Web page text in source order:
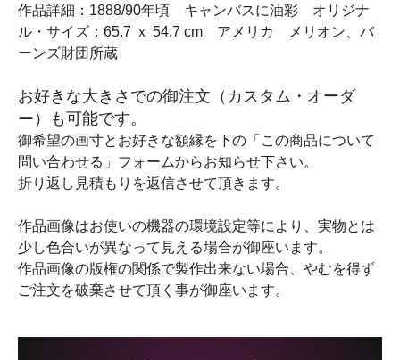
作品詳細：1888/90年頃 キャンバスに油彩 オリジナ
ル・サイズ：65.7 ｘ 54.7 cm アメリカ メリオン、バ
ーンズ財団所蔵
お好きな大きさでの御注文（カスタム・オーダ
ー）も可能です。
御希望の画寸とお好きな額縁を下の「この商品について
問い合わせる」フォームからお知らせ下さい。
折り返し見積もりを返信させて頂きます。
作品画像はお使いの機器の環境設定等により、実物とは
少し色合いが異なって見える場合が御座います。
作品画像の版権の関係で製作出来ない場合、やむを得ず
ご注文を破棄させて頂く事が御座います。